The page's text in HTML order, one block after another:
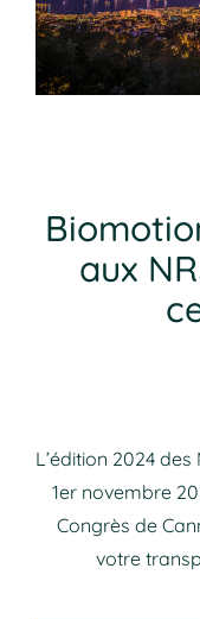
aux
L’édition 2024
1er novembre
Congrès de
votre